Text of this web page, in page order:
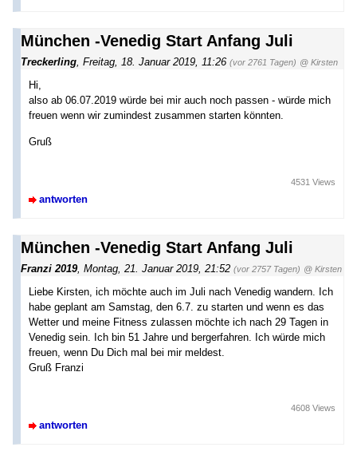
München -Venedig Start Anfang Juli
Treckerling, Freitag, 18. Januar 2019, 11:26 (vor 2761 Tagen) @ Kirsten
Hi,
also ab 06.07.2019 würde bei mir auch noch passen - würde mich
freuen wenn wir zumindest zusammen starten könnten.
Gruß
antworten
4531 Views
München -Venedig Start Anfang Juli
Franzi 2019, Montag, 21. Januar 2019, 21:52 (vor 2757 Tagen) @ Kirsten
Liebe Kirsten, ich möchte auch im Juli nach Venedig wandern. Ich
habe geplant am Samstag, den 6.7. zu starten und wenn es das
Wetter und meine Fitness zulassen möchte ich nach 29 Tagen in
Venedig sein. Ich bin 51 Jahre und bergerfahren. Ich würde mich
freuen, wenn Du Dich mal bei mir meldest.
Gruß Franzi
antworten
4608 Views